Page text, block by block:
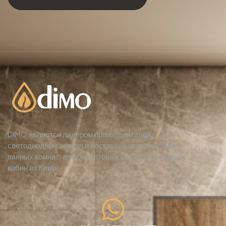
DIMO является лидером производителей
светодиодных зеркал и поставщиков зеркал для
ванных комнат, а также оптовых поставок душевых
кабин из Китая.